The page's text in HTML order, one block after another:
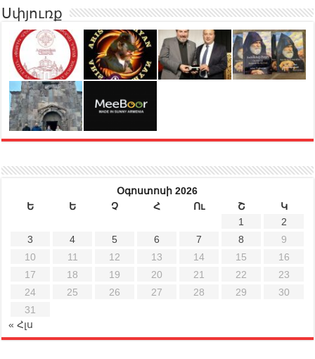
Սփյուռք
Օգոստոսի 2026
Ե
Ե Չ Հ Ու Շ
Կ
1
2
3
4 5 6 7 8
9
10
11 12 13 14 15
16
17
18 19 20 21 22
23
24
25 26 27 28 29
30
31
« Հլս